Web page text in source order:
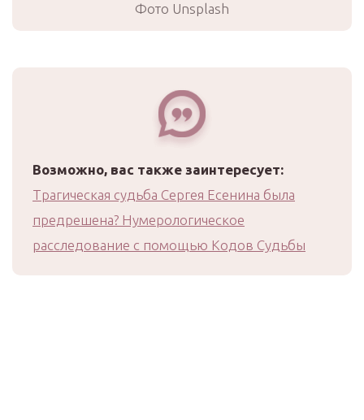
Фото Unsplash
Возможно, вас также заинтересует:
Трагическая судьба Сергея Есенина была
предрешена? Нумерологическое
расследование с помощью Кодов Судьбы